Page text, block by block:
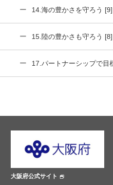
14.海の豊かさを守ろう [9]
15.陸の豊かさも守ろう [8]
17.パートナーシップで目
大阪府公式サイト